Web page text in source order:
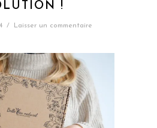
!
/ Laisser un commentaire